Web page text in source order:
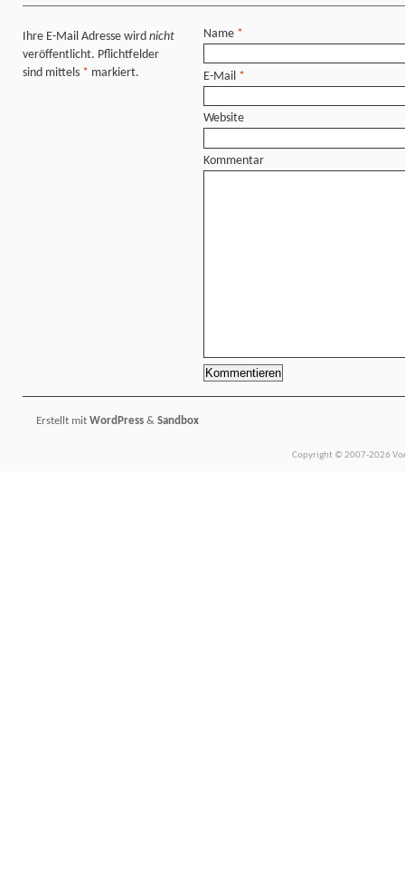
Ihre E-Mail Adresse wird nicht
veröffentlicht. Pflichtfelder
sind mittels * markiert.
Name *
E-Mail *
Website
Kommentar
Erstellt mit WordPress & Sandbox
Copyright © 2007-2026